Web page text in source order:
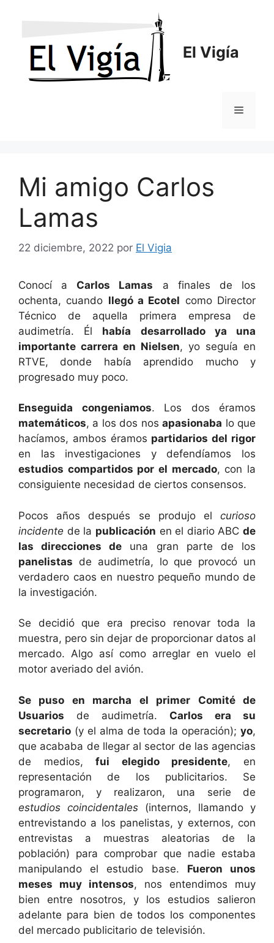
El Vigía
Menú
Mi amigo Carlos
Lamas
22 diciembre, 2022 por El Vigia
Conocí a Carlos Lamas a finales de los
ochenta, cuando llegó a Ecotel como Director
Técnico de aquella primera empresa de
audimetría. Él había desarrollado ya una
importante carrera en Nielsen, yo seguía en
RTVE, donde había aprendido mucho y
progresado muy poco.
Enseguida congeniamos. Los dos éramos
matemáticos, a los dos nosapasionaba lo que
hacíamos, ambos éramos partidarios del rigor
en las investigaciones y defendíamos los
estudios compartidos por el mercado, con la
consiguiente necesidad de ciertos consensos.
Pocos años después se produjo el curioso
incidente de la publicación en el diario ABC de
las direcciones de una gran parte de los
panelistas de audimetría, lo que provocó un
verdadero caos en nuestro pequeño mundo de
la investigación.
Se decidió que era preciso renovar toda la
muestra, pero sin dejar de proporcionar datos al
mercado. Algo así como arreglar en vuelo el
motor averiado del avión.
Se puso en marcha el primer Comité de
Usuarios de audimetría. Carlos era su
secretario (y el alma de toda la operación); yo,
que acababa de llegar al sector de las agencias
de medios,fui elegido presidente, en
representación de los publicitarios. Se
programaron, y realizaron, una serie de
estudios coincidentales (internos, llamando y
entrevistando a los panelistas, y externos, con
entrevistas a muestras aleatorias de la
población) para comprobar que nadie estaba
manipulando el estudio base. Fueron unos
meses muy intensos, nos entendimos muy
bien entre nosotros, y los estudios salieron
adelante para bien de todos los componentes
del mercado publicitario de televisión.